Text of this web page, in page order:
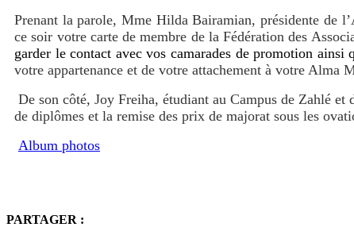
Prenant la parole, Mme Hilda Bairamian, présidente de
ce soir votre carte de membre de la Fédération des
garder le contact avec vos camarades de promotion
votre appartenance et de votre attachement à votre Alma
De son côté, Joy Freiha, étudiant au Campus de Zahlé et
de diplômes et la remise des prix de majorat sous les
Album photos
PARTAGER :